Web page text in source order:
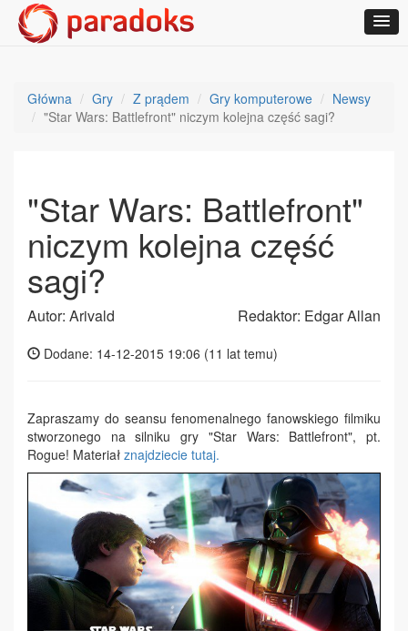
Główna Gry Z prądem Gry komputerowe
Newsy
"Star Wars: Battlefront" niczym kolejna część sagi?
"Star Wars: Battlefront"
niczym kolejna część
sagi?
Autor: Arivald Redaktor: Edgar Allan
Dodane: 14-12-2015 19:06 (11 lat temu)
Zapraszamy do seansu fenomenalnego fanowskiego filmiku
stworzonego na silniku gry "Star Wars: Battlefront", pt.
Rogue! Materiał znajdziecie tutaj.